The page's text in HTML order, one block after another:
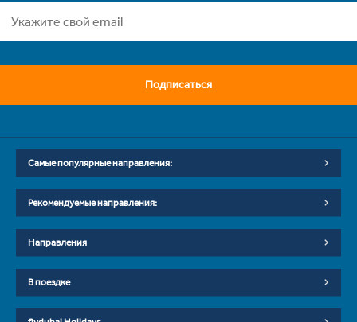
Подписаться
Самые популярные направления:
Рекомендуемые направления:
Направления
В поездке